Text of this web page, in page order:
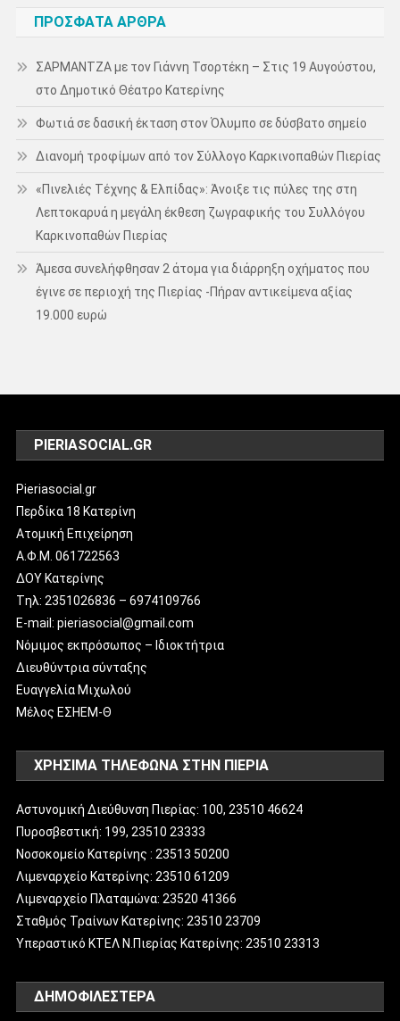
ΠΡΌΣΦΑΤΑ ΆΡΘΡΑ
ΣΑΡΜΑΝΤΖΑ με τον Γιάννη Τσορτέκη – Στις 19 Αυγούστου,
στο Δημοτικό Θέατρο Κατερίνης
Φωτιά σε δασική έκταση στον Όλυμπο σε δύσβατο σημείο
Διανομή τροφίμων από τον Σύλλογο Καρκινοπαθών Πιερίας
«Πινελιές Τέχνης & Ελπίδας»: Άνοιξε τις πύλες της στη
Λεπτοκαρυά η μεγάλη έκθεση ζωγραφικής του Συλλόγου
Καρκινοπαθών Πιερίας
Άμεσα συνελήφθησαν 2 άτομα για διάρρηξη οχήματος που
έγινε σε περιοχή της Πιερίας -Πήραν αντικείμενα αξίας
19.000 ευρώ
PIERIASOCIAL.GR
Pieriasocial.gr
Περδίκα 18 Κατερίνη
Ατομική Επιχείρηση
Α.Φ.Μ. 061722563
ΔΟΥ Κατερίνης
Tηλ: 2351026836 – 6974109766
E-mail: pieriasocial@gmail.com
Νόμιμος εκπρόσωπος – Ιδιοκτήτρια
Διευθύντρια σύνταξης
Ευαγγελία Μιχωλού
Μέλος ΕΣΗΕΜ-Θ
ΧΡΗΣΙΜΑ ΤΗΛΕΦΩΝΑ ΣΤΗΝ ΠΙΕΡΙΑ
Αστυνομική Διεύθυνση Πιερίας: 100, 23510 46624
Πυροσβεστική: 199, 23510 23333
Νοσοκομείο Κατερίνης : 23513 50200
Λιμεναρχείο Κατερίνης: 23510 61209
Λιμεναρχείο Πλαταμώνα: 23520 41366
Σταθμός Τραίνων Κατερίνης: 23510 23709
Υπεραστικό ΚΤΕΛ Ν.Πιερίας Κατερίνης: 23510 23313
ΔΗΜΟΦΙΛΈΣΤΕΡΑ